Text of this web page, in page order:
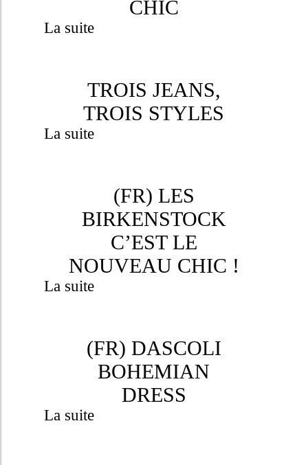
CHIC
La suite
TROIS JEANS,
TROIS STYLES
La suite
(FR) LES
BIRKENSTOCK
C’EST LE
NOUVEAU CHIC !
La suite
(FR) DASCOLI
BOHEMIAN
DRESS
La suite